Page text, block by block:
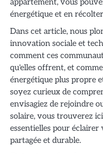
appartement, vous
énergétique et en
Dans cet article, nous
innovation sociale et
comment ces
qu'elles offrent, et
énergétique plus propre
soyez curieux de
envisagiez de rejoindre
solaire, vous trouverez
essentielles pour
partagée et durable.